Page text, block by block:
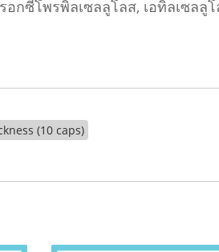
ซีโพรพิลเซลลูโลส, เอทิลเซลลู
(10 caps)